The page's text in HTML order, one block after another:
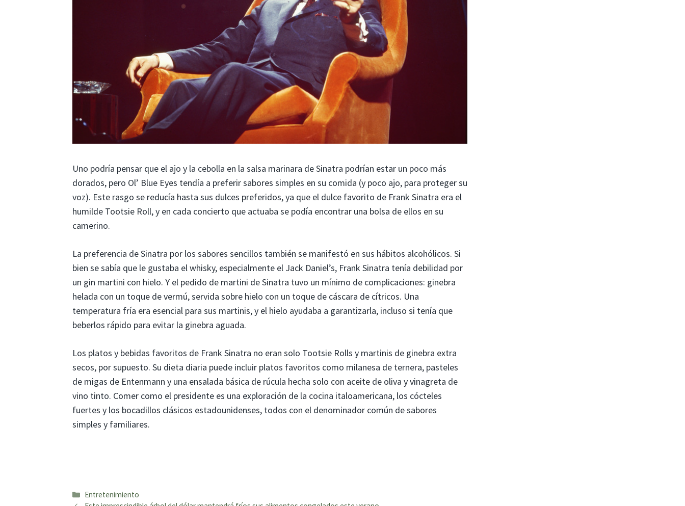
Uno podría pensar que el ajo y la cebolla en la salsa marinara de Sinatra podrían estar un poco más
dorados, pero Ol’ Blue Eyes tendía a preferir sabores simples en su comida (y poco ajo, para proteger su
voz). Este rasgo se reducía hasta sus dulces preferidos, ya que el dulce favorito de Frank Sinatra era el
humilde Tootsie Roll, y en cada concierto que actuaba se podía encontrar una bolsa de ellos en su
camerino.
La preferencia de Sinatra por los sabores sencillos también se manifestó en sus hábitos alcohólicos. Si
bien se sabía que le gustaba el whisky, especialmente el Jack Daniel’s, Frank Sinatra tenía debilidad por
un gin martini con hielo. Y el pedido de martini de Sinatra tuvo un mínimo de complicaciones: ginebra
helada con un toque de vermú, servida sobre hielo con un toque de cáscara de cítricos. Una
temperatura fría era esencial para sus martinis, y el hielo ayudaba a garantizarla, incluso si tenía que
beberlos rápido para evitar la ginebra aguada.
Los platos y bebidas favoritos de Frank Sinatra no eran solo Tootsie Rolls y martinis de ginebra extra
secos, por supuesto. Su dieta diaria puede incluir platos favoritos como milanesa de ternera, pasteles
de migas de Entenmann y una ensalada básica de rúcula hecha solo con aceite de oliva y vinagreta de
vino tinto. Comer como el presidente es una exploración de la cocina italoamericana, los cócteles
fuertes y los bocadillos clásicos estadounidenses, todos con el denominador común de sabores
simples y familiares.
Categorías
Entretenimiento